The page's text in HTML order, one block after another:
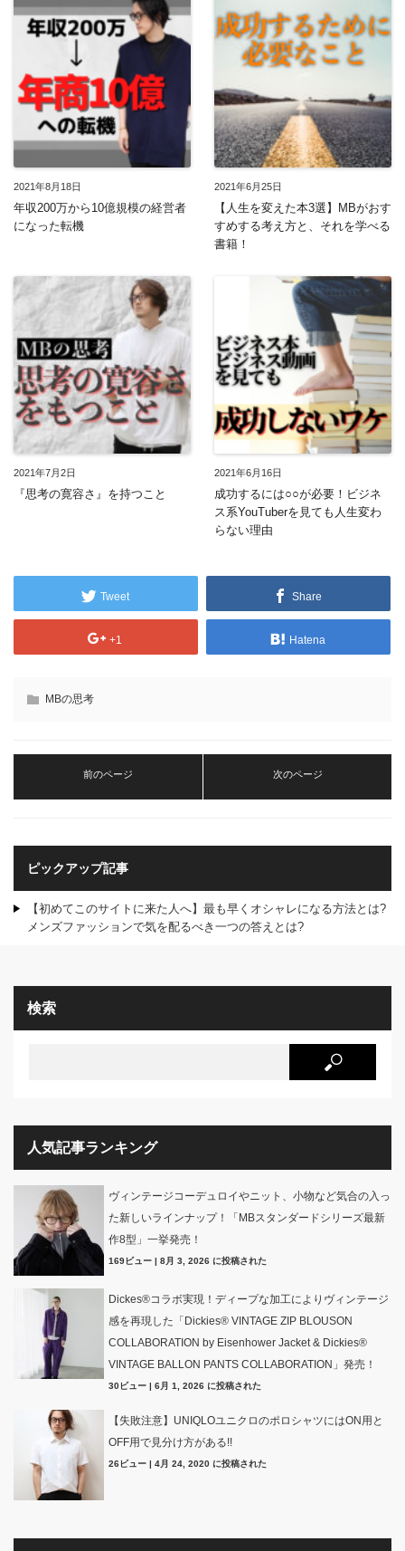
2021年8月18日
年収200万から10億規模の経営者
になった転機
2021年6月25日
【人生を変えた本3選】MBがおす
すめする考え方と、それを学べる
書籍！
2021年7月2日
『思考の寛容さ』を持つこと
2021年6月16日
成功するには○○が必要！ビジネ
ス系YouTuberを見ても人生変わ
らない理由
Tweet Share
+1 Hatena
MBの思考
前のページ 次のページ
ピックアップ記事
【初めてこのサイトに来た人へ】最も早くオシャレになる方法とは?
メンズファッションで気を配るべき一つの答えとは?
検索
人気記事ランキング
ヴィンテージコーデュロイやニット、小物など気合の入っ
た新しいラインナップ！「MBスタンダードシリーズ最新
作8型」一挙発売！
169ビュー 8月 3, 2026 に投稿された
Dickes®コラボ実現！ディープな加工によりヴィンテージ
感を再現した「Dickies® VINTAGE ZIP BLOUSON
COLLABORATION by Eisenhower Jacket & Dickies®
VINTAGE BALLON PANTS COLLABORATION」発売！
30ビュー 6月 1, 2026 に投稿された
【失敗注意】UNIQLOユニクロのポロシャツにはON用と
OFF用で見分け方がある!!
26ビュー 4月 24, 2020 に投稿された